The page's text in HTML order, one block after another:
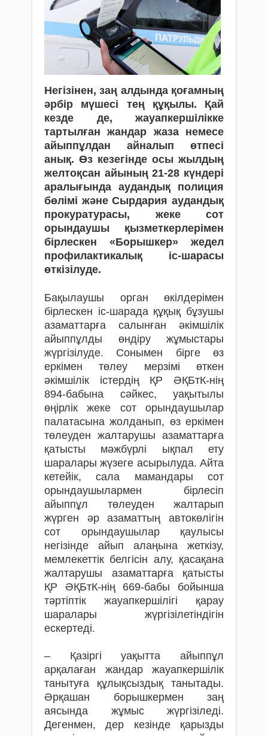
Негізінен, заң алдында қоғамның
әрбір мүшесі тең құқылы. Қай
кезде де, жауапкершілікке
тартылған жандар жаза немесе
айыппұлдан айналып өтпесі
анық. Өз кезегінде осы жылдың
желтоқсан айының 21-28 күндері
аралығында аудандық полиция
бөлімі және Сырдария аудандық
прокуратурасы, жеке сот
орындаушы қызметкерлерімен
бірлескен «Борышкер» жедел
профилактикалық іс-шарасы
өткізілуде.
Бақылаушы орган өкілдерімен
бірлескен іс-шарада құқық бұзушы
азаматтарға салынған әкімшілік
айыппұлды өндіру жұмыстары
жүргізілуде. Сонымен бірге өз
еркімен төлеу мерзімі өткен
әкімшілік істердің ҚР ӘҚБтК-нің
894-бабына сәйкес, уақытылы
өңірлік жеке сот орындаушылар
палатасына жолданып, өз еркімен
төлеуден жалтарушы азаматтарға
қатысты мәжбүрлі ықпал ету
шаралары жүзеге асырылуда. Айта
кетейік, сала мамандары сот
орындаушылармен бірлесіп
айыппұл төлеуден жалтарып
жүрген әр азаматтың автокөлігін
сот орындаушылар қаулысы
негізінде айып алаңына жеткізу,
мемлекеттік белгісін алу, қасақана
жалтарушы азаматтарға қатысты
ҚР ӘҚБтК-нің 669-бабы бойынша
тәртіптік жауапкершілігі қарау
шаралары жүргізілетіндігін
ескертеді.
– Қазіргі уақытта айыппұл
арқалаған жандар жауапкершілік
танытуға құлықсыздық танытады.
Әрқашан борышкермен заң
аясында жұмыс жүргізіледі.
Дегенмен, дер кезінде қарызды